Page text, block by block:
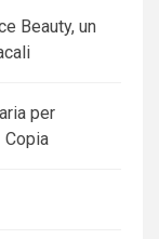
Beauty, un
per